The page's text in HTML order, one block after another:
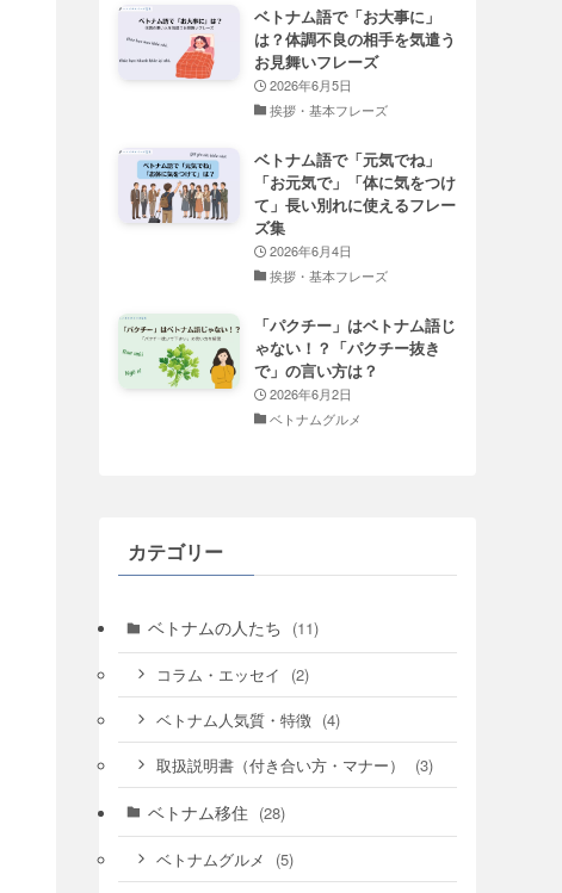
ベトナム語で「お大事に」
は？体調不良の相手を気遣う
お見舞いフレーズ
2026年6月5日
挨拶・基本フレーズ
ベトナム語で「元気でね」
「お元気で」「体に気をつけ
て」長い別れに使えるフレー
ズ集
2026年6月4日
挨拶・基本フレーズ
「パクチー」はベトナム語じ
ゃない！？「パクチー抜き
で」の言い方は？
2026年6月2日
ベトナムグルメ
カテゴリー
ベトナムの人たち (11)
コラム・エッセイ (2)
ベトナム人気質・特徴 (4)
取扱説明書（付き合い方・マナー） (3)
ベトナム移住 (28)
ベトナムグルメ
(5)